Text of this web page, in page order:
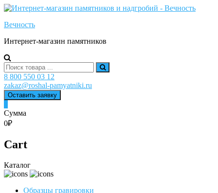
Skip
content
Вечность
Интернет-магазин памятников
Search
for:
8 800 550 03 12
zakaz@roshal-pamyatniki.ru
Оставить заявку
Сумма
0₽
Cart
Каталог
Образцы гравировки